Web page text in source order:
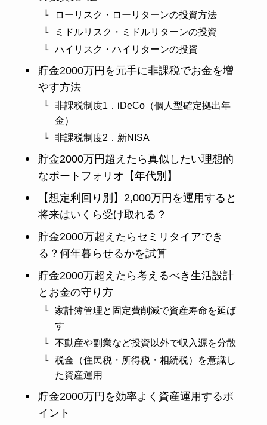
ローリスク・ローリターンの投資方法
ミドルリスク・ミドルリターンの投資
ハイリスク・ハイリターンの投資
貯金2000万円を元手に非課税でお金を増
やす方法
非課税制度1．iDeCo（個人型確定拠出年
金）
非課税制度2．新NISA
貯金2000万円超えたら真似したい理想的
なポートフォリオ【年代別】
【想定利回り別】2,000万円を運用すると
将来はいくら受け取れる？
貯金2000万超えたらセミリタイアでき
る？何年暮らせるかを試算
貯金2000万超えたら考えるべき生活設計
とお金の守り方
家計簿管理と固定費削減で資産寿命を延ば
す
不動産や副業など投資以外で収入源を分散
税金（住民税・所得税・相続税）を意識し
た資産運用
貯金2000万円を効率よく資産運用するポ
イント